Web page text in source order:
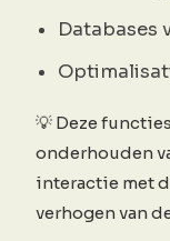
Databases
💡 Deze
onderhouden
interactie met
verhogen van